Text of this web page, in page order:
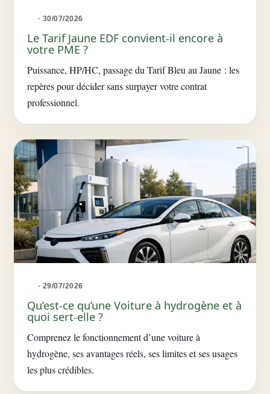
· 30/07/2026
Le Tarif Jaune EDF convient-il encore à
votre PME ?
Puissance, HP/HC, passage du Tarif Bleu au Jaune : les
repères pour décider sans surpayer votre contrat
professionnel.
· 29/07/2026
Qu’est-ce qu’une Voiture à hydrogène et à
quoi sert-elle ?
Comprenez le fonctionnement d’une voiture à
hydrogène, ses avantages réels, ses limites et ses usages
les plus crédibles.